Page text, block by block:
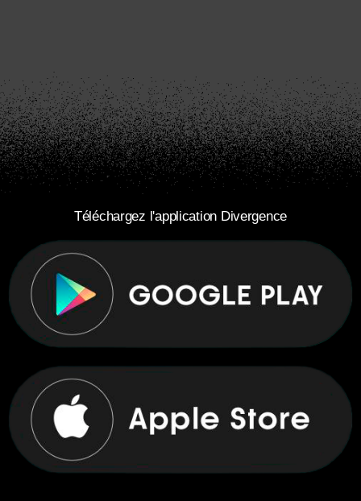
Téléchargez l'application Divergence